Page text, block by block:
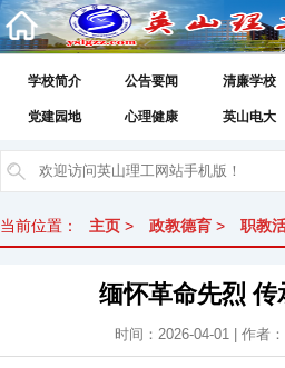
学校简介 公告要闻 清廉学校
党建园地 心理健康 英山电大
当前位置： 主页 > 政教德育 > 职教
缅怀革命先烈 传
时间：2026-04-01 | 作者